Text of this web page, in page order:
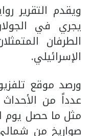
ويقدم التقرير
يجري في
الطرفان
الإسرائيلي.
ورصد موقع
عدداً من